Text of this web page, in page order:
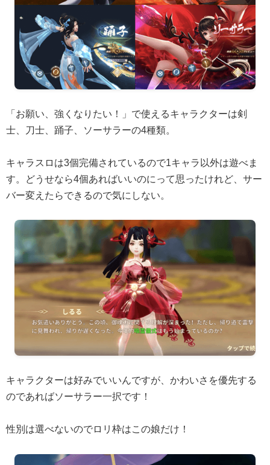
「お願い、強くなりたい！」で使えるキャラクターは剣
士、刀士、踊子、ソーサラーの4種類。
キャラスロは3個完備されているので1キャラ以外は遊べま
す。どうせなら4個あればいいのにって思ったけれど、サー
バー変えたらできるので気にしない。
キャラクターは好みでいいんですが、かわいさを優先する
のであればソーサラー一択です！
性別は選べないのでロリ枠はこの娘だけ！